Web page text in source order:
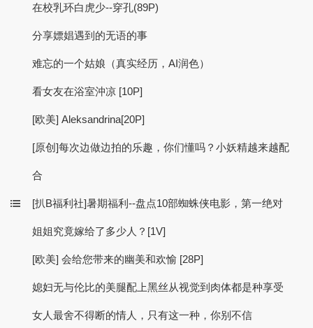
在校乳环白虎少--穿孔(89P)
分享嫖娼遇到的无语的事
难忘的一个姑娘（真实经历，AI润色）
看女友在浴室沖凉 [10P]
[欧美] Aleksandrina[20P]
[原创]每次边做边拍的乐趣，你们懂吗？小妖精越来越配
合
[扒B福利社]暑期福利--盘点10部蜘蛛侠电影，第一绝对
姐姐究竟嫁给了多少人？[1V]
[欧美] 会给您带来的幽美和欢愉 [28P]
媳妇无与伦比的美腿配上黑丝从视觉到肉体都是种享受
女人最舍不得断的情人，只有这一种，你别不信